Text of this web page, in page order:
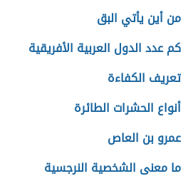
من أين يأتي البق
كم عدد الدول العربية الأفريقية
تعريف الكفاءة
أنواع الحشرات الطائرة
عمرو بن العاص
ما معنى الشخصية النرجسية